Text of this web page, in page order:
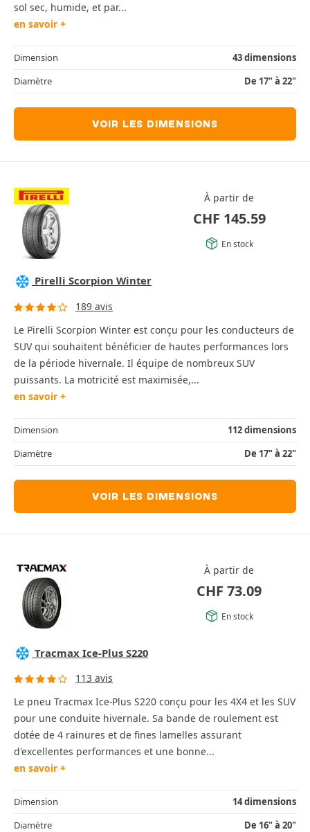
sol sec, humide, et par...
en savoir +
Dimension
43 dimensions
Diamètre
De 17" à 22"
VOIR LES DIMENSIONS
À partir de
CHF 145.59
En stock
Pirelli Scorpion Winter
189 avis
Le Pirelli Scorpion Winter est conçu pour les conducteurs de
SUV qui souhaitent bénéficier de hautes performances lors
de la période hivernale. Il équipe de nombreux SUV
puissants. La motricité est maximisée,...
en savoir +
Dimension
112 dimensions
Diamètre
De 17" à 22"
VOIR LES DIMENSIONS
À partir de
CHF 73.09
En stock
Tracmax Ice-Plus S220
113 avis
Le pneu Tracmax Ice-Plus S220 conçu pour les 4X4 et les SUV
pour une conduite hivernale. Sa bande de roulement est
dotée de 4 rainures et de fines lamelles assurant
d'excellentes performances et une bonne...
en savoir +
Dimension
14 dimensions
Diamètre
De 16" à 20"